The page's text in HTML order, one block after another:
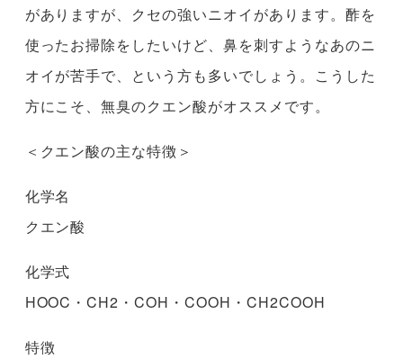
がありますが、クセの強いニオイがあります。酢を
使ったお掃除をしたいけど、鼻を刺すようなあのニ
オイが苦手で、という方も多いでしょう。こうした
方にこそ、無臭のクエン酸がオススメです。
＜クエン酸の主な特徴＞
化学名
クエン酸
化学式
HOOC・CH2・COH・COOH・CH2COOH
特徴